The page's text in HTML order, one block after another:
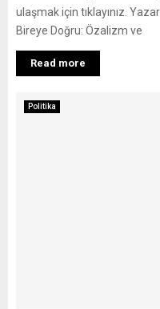
ulaşmak için tıklayınız.
Bireye Doğru: Özalizm ve
Read more
Politika